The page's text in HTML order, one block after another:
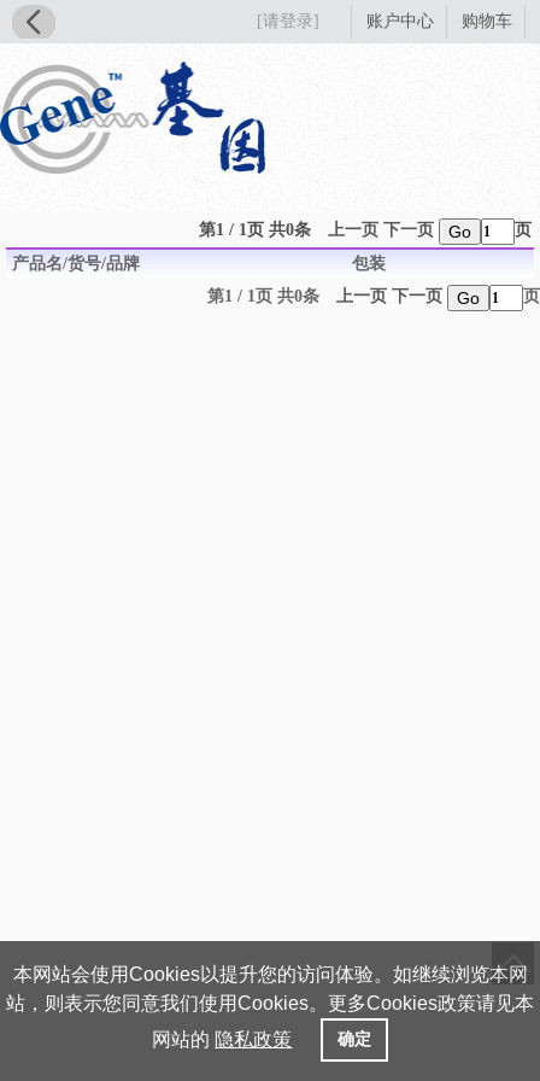
[请登录] 账户中心 购物车
第1 / 1页 共0条 上一页 下一页 Go
页
产品名/货号/品牌
包装
第1 / 1页 共0条
上一页 下一页 Go 页
本网站会使用Cookies以提升您的访问体验。如继续浏览本网
站，则表示您同意我们使用Cookies。更多Cookies政策请见本
网站的 隐私政策 确定